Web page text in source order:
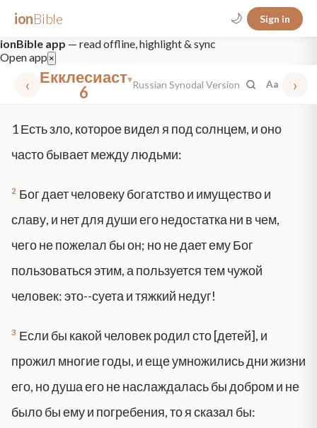
ionBible 🌙 Sign in
ionBible app — read offline, highlight & sync
Open app ×
‹ Екклесиаст
6
▾Russian Synodal Version Aa ›
mt 5
1Есть зло, которое видел я под солнцем, и оно
часто бывает между людьми:
2 Бог дает человеку богатство и имущество и
славу, и нет для души его недостатка ни в чем,
чего не пожелал бы он; но не дает ему Бог
пользоваться этим, а пользуется тем чужой
человек: это--суета и тяжкий недуг!
3 Если бы какой человек родил сто [детей], и
прожил многие годы, и еще умножились дни жизни
его, но душа его не наслаждалась бы добром и не
было бы ему и погребения, то я сказал бы: